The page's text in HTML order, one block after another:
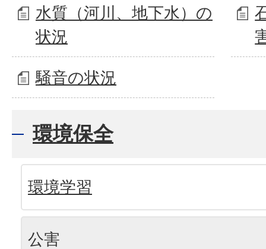
水質（河川、地下水）の
状況
騒音の状況
環境保全
環境学習
公害